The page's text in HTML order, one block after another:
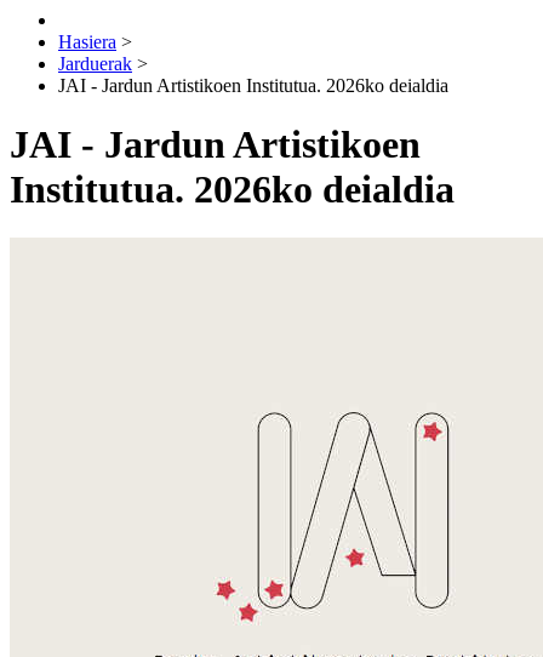
Hasiera >
Jarduerak >
JAI - Jardun Artistikoen Institutua. 2026ko deialdia
JAI - Jardun Artistikoen
Institutua. 2026ko deialdia